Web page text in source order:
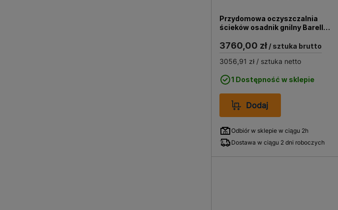
Przydomowa oczyszczalnia
ścieków osadnik gnilny Barell
3760,00 zł/ sztuka brutto
3056,91 zł/ sztuka netto
1 Dostępność w sklepie
Dodaj
Odbiór w sklepie w ciągu 2h
Dostawa w ciągu 2 dni roboczych